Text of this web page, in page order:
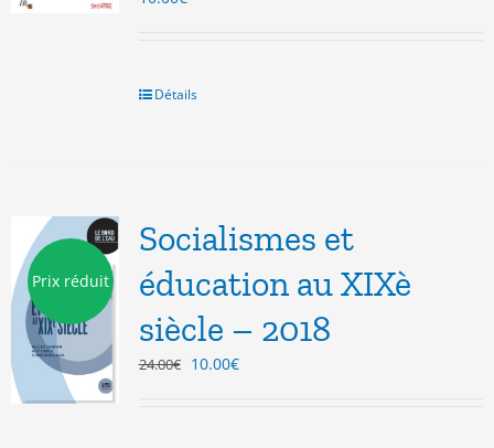
Détails
Prix réduit
Socialismes et
éducation au XIXè
siècle – 2018
24.00€ Le
10.00€Le